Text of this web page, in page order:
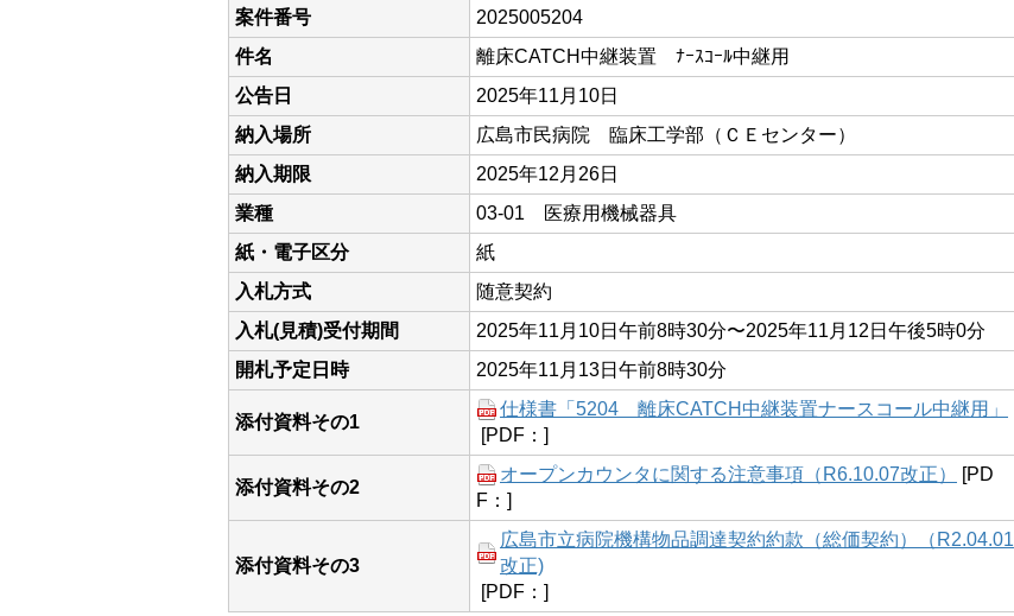
案件番号
2025005204
件名
離床CATCH中継装置 ﾅｰｽｺｰﾙ中継用
公告日
2025年11月10日
納入場所
広島市民病院 臨床工学部（ＣＥセンター）
納入期限
2025年12月26日
業種
03-01 医療用機械器具
紙・電子区分
紙
入札方式
随意契約
入札(見積)受付期間
2025年11月10日午前8時30分〜2025年11月12日午後5時0分
開札予定日時
2025年11月13日午前8時30分
添付資料その1
仕様書「5204 離床CATCH中継装置ナースコール中継用」
[PDF：]
添付資料その2
オープンカウンタに関する注意事項（R6.10.07改正）
[PD
F：]
添付資料その3
広島市立病院機構物品調達契約約款（総価契約）（R2.04.01
改正)
[PDF：]